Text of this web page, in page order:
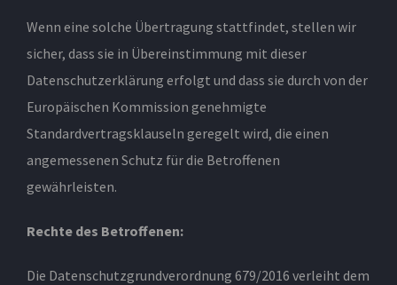
Wenn eine solche Übertragung stattfindet, stellen wir
sicher, dass sie in Übereinstimmung mit dieser
Datenschutzerklärung erfolgt und dass sie durch von der
Europäischen Kommission genehmigte
Standardvertragsklauseln geregelt wird, die einen
angemessenen Schutz für die Betroffenen
gewährleisten.
Rechte des Betroffenen:
Die Datenschutzgrundverordnung 679/2016 verleiht dem